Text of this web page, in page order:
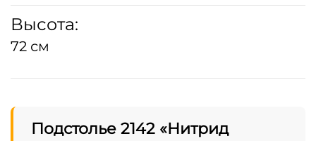
Высота:
72 см
Подстолье 2142 «Нитрид